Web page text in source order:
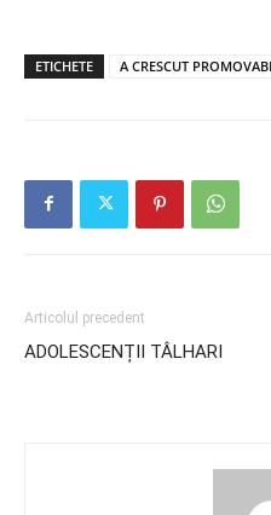
ETICHETE A CRESCUT
Articolul precedent
ADOLESCENȚII TÂLHARI